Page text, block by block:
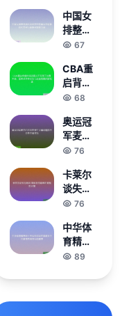
关键问
题
新卡塞
米罗埃
德松正
中国女
排整装
再出发
黎奥运
书写新
时代荣
争光凝
聚力量
67
CBA重
启背后
的深远
仅限于
比赛本
身，更
育文化
与社会
发展的
新机遇
68
奥运冠
军麦克
尼尔回
父母问
题称不
会去中
76
卡莱尔
谈失利
原因 篮
球差距
成制胜
关键
76
中华体
育精神
颂十五
圳启幕
89